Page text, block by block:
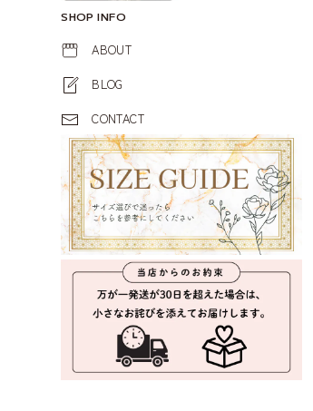
SHOP INFO
ABOUT
BLOG
CONTACT